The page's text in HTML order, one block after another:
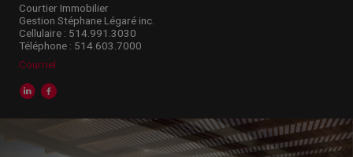
Courtier Immobilier
Gestion Stéphane Légaré inc.
Cellulaire : 514.991.3030
Téléphone : 514.603.7000
Courriel